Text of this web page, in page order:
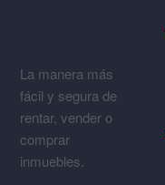
La manera más
fácil y segura de
rentar, vender o
comprar
inmuebles.